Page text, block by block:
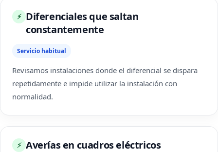
⚡ Diferenciales que saltan
constantemente
Servicio habitual
Revisamos instalaciones donde el diferencial se dispara
repetidamente e impide utilizar la instalación con
normalidad.
⚡ Averías en cuadros eléctricos